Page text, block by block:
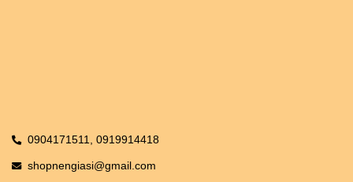
0904171511, 0919914418
shopnengiasi@gmail.com